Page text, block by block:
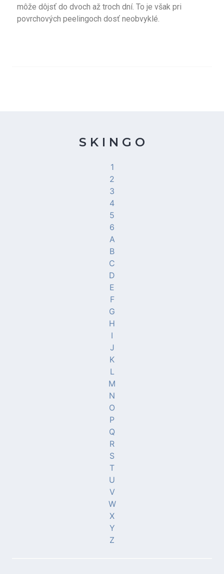
môže dôjsť do dvoch až troch dní. To je však pri
povrchových peelingoch dosť neobvyklé.
S K I N G O
1
2
3
4
5
6
A
B
C
D
E
F
G
H
I
J
K
L
M
N
O
P
Q
R
S
T
U
V
W
X
Y
Z